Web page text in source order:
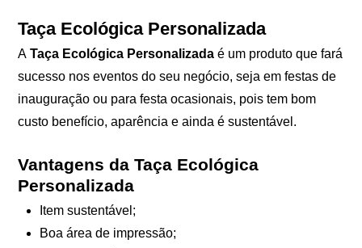
Taça Ecológica Personalizada
ATaça Ecológica Personalizadaé um produto que fará
sucesso nos eventos do seu negócio, seja em festas de
inauguração ou para festa ocasionais, pois tem bom
custo benefício, aparência e ainda é sustentável.
Vantagens da Taça Ecológica
Personalizada
Item sustentável;
Boa área de impressão;